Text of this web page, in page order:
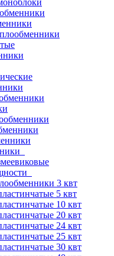
3 квт
5 квт
10 квт
20 квт
24 квт
25 квт
30 квт